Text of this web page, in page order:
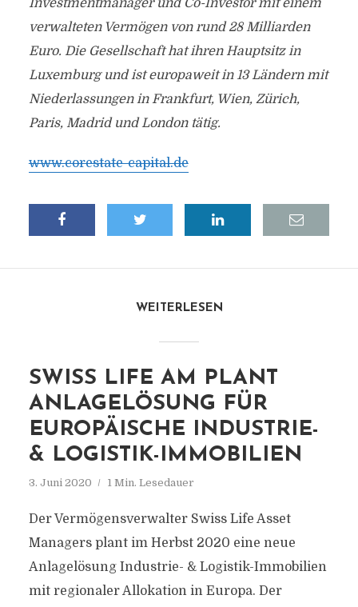
Investmentmanager und Co-Investor mit einem
verwalteten Vermögen von rund 28 Milliarden
Euro. Die Gesellschaft hat ihren Hauptsitz in
Luxemburg und ist europaweit in 13 Ländern mit
Niederlassungen in Frankfurt, Wien, Zürich,
Paris, Madrid und London tätig.
www.corestate-capital.de
WEITERLESEN
SWISS LIFE AM PLANT
ANLAGELÖSUNG FÜR
EUROPÄISCHE INDUSTRIE-
& LOGISTIK-IMMOBILIEN
3. Juni 2020 1 Min. Lesedauer
Der Vermögensverwalter Swiss Life Asset
Managers plant im Herbst 2020 eine neue
Anlagelösung Industrie- & Logistik-Immobilien
mit regionaler Allokation in Europa. Der